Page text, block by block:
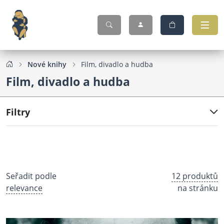
Nové knihy Film, divadlo a hudba
Film, divadlo a hudba
Filtry
Seřadit podle
relevance
12 produktů
na stránku